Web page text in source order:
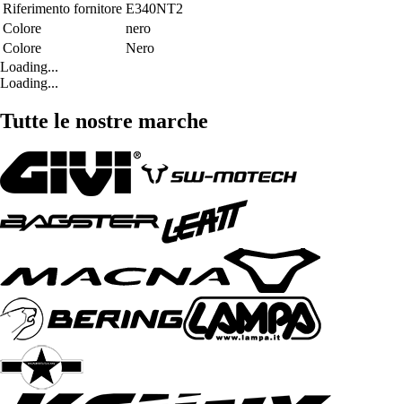
Riferimento fornitore E340NT2
Colore
nero
Colore
Nero
Loading...
Loading...
Tutte le nostre marche